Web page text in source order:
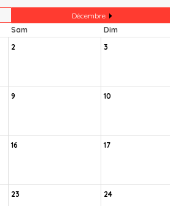
Décembre
Sam
Dim
2 3
9 10
16 17
23 24